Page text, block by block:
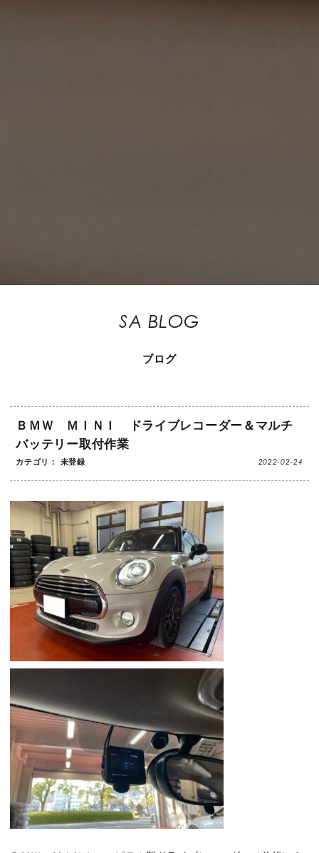
SA BLOG
ブログ
ＢＭＷ ＭＩＮＩ ドライブレコーダー＆マルチ
バッテリー取付作業
カテゴリ： 未登録 2022-02-24